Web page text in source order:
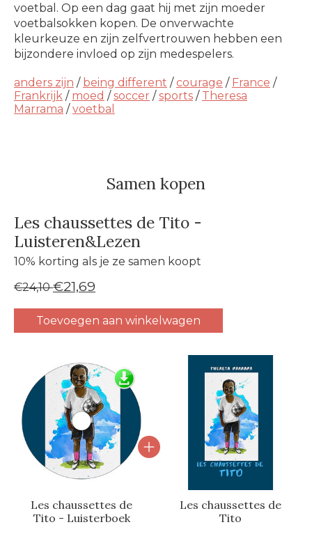
voetbal. Op een dag gaat hij met zijn moeder
voetbalsokken kopen. De onverwachte
kleurkeuze en zijn zelfvertrouwen hebben een
bijzondere invloed op zijn medespelers.
anders zijn / being different /courage / France /
Frankrijk / moed /soccer /sports / Theresa
Marrama /voetbal
Samen kopen
Les chaussettes de Tito -
Luisteren&Lezen
10% korting als je ze samen koopt
€24,10€21,69
Toevoegen aan winkelwagen
Carrousel van gebundelde producten
Les chaussettes de
Tito - Luisterboek
Les chaussettes de
Tito